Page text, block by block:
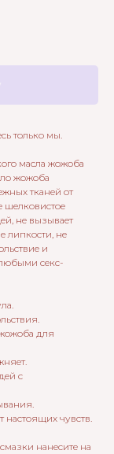
только мы.
масла жожоба
жожоба
тканей от
шелковистое
не вызывает
липкости, не
и
секс-
для
с
настоящих чувств.
нанесите на